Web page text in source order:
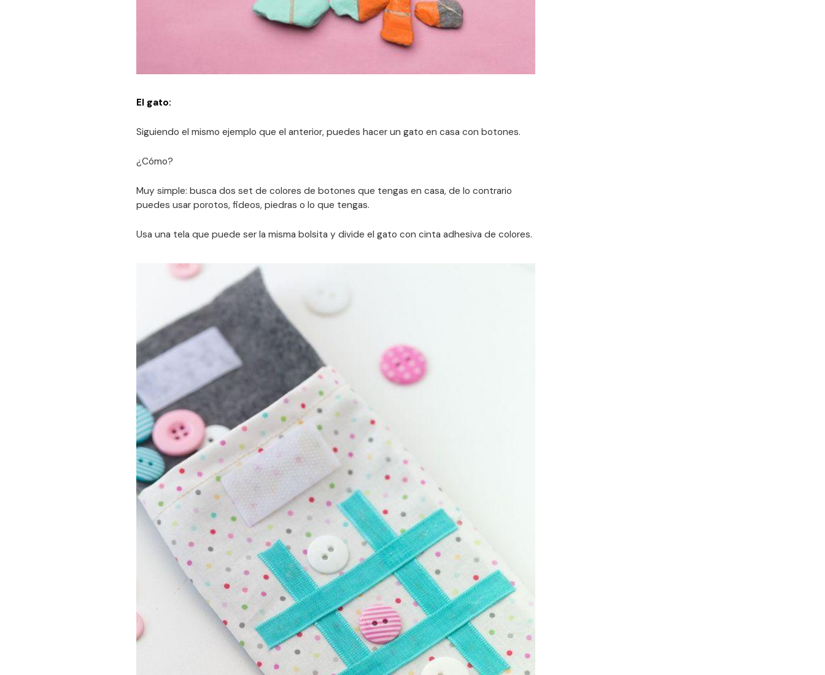
El gato:
Siguiendo el mismo ejemplo que el anterior, puedes hacer un gato en casa con botones.
¿Cómo?
Muy simple: busca dos set de colores de botones que tengas en casa, de lo contrario
puedes usar porotos, fideos, piedras o lo que tengas.
Usa una tela que puede ser la misma bolsita y divide el gato con cinta adhesiva de colores.